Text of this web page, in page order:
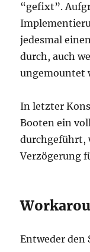
“gefixt”.
jedesmal
durch, auch
ungemountet
In letzter
Booten ein
durchgeführt,
Verzögerung
Entweder den